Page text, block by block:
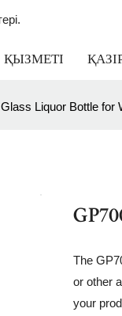
ҚЫЗМЕТІ
Liquor Bottle for
The
or other
your